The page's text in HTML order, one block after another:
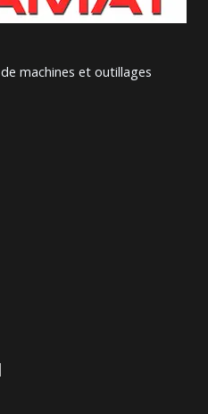
machines et outillages